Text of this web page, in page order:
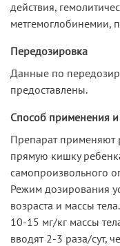
действия,
метгемоглобинемии,
Передозировка
Данные по
предоставлены.
Способ применения
Препарат применяют
прямую кишку
самопроизвольного
Режим дозирования
возраста и массы
10-15 мг/кг массы
вводят 2-3 раза/сут,